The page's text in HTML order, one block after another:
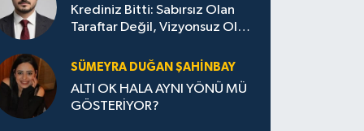
Krediniz Bitti: Sabırsız Olan
Taraftar Değil, Vizyonsuz Olan
SÜMEYRA DUĞAN ŞAHINBAY
ALTI OK HALA AYNI YÖNÜ MÜ
GÖSTERİYOR?